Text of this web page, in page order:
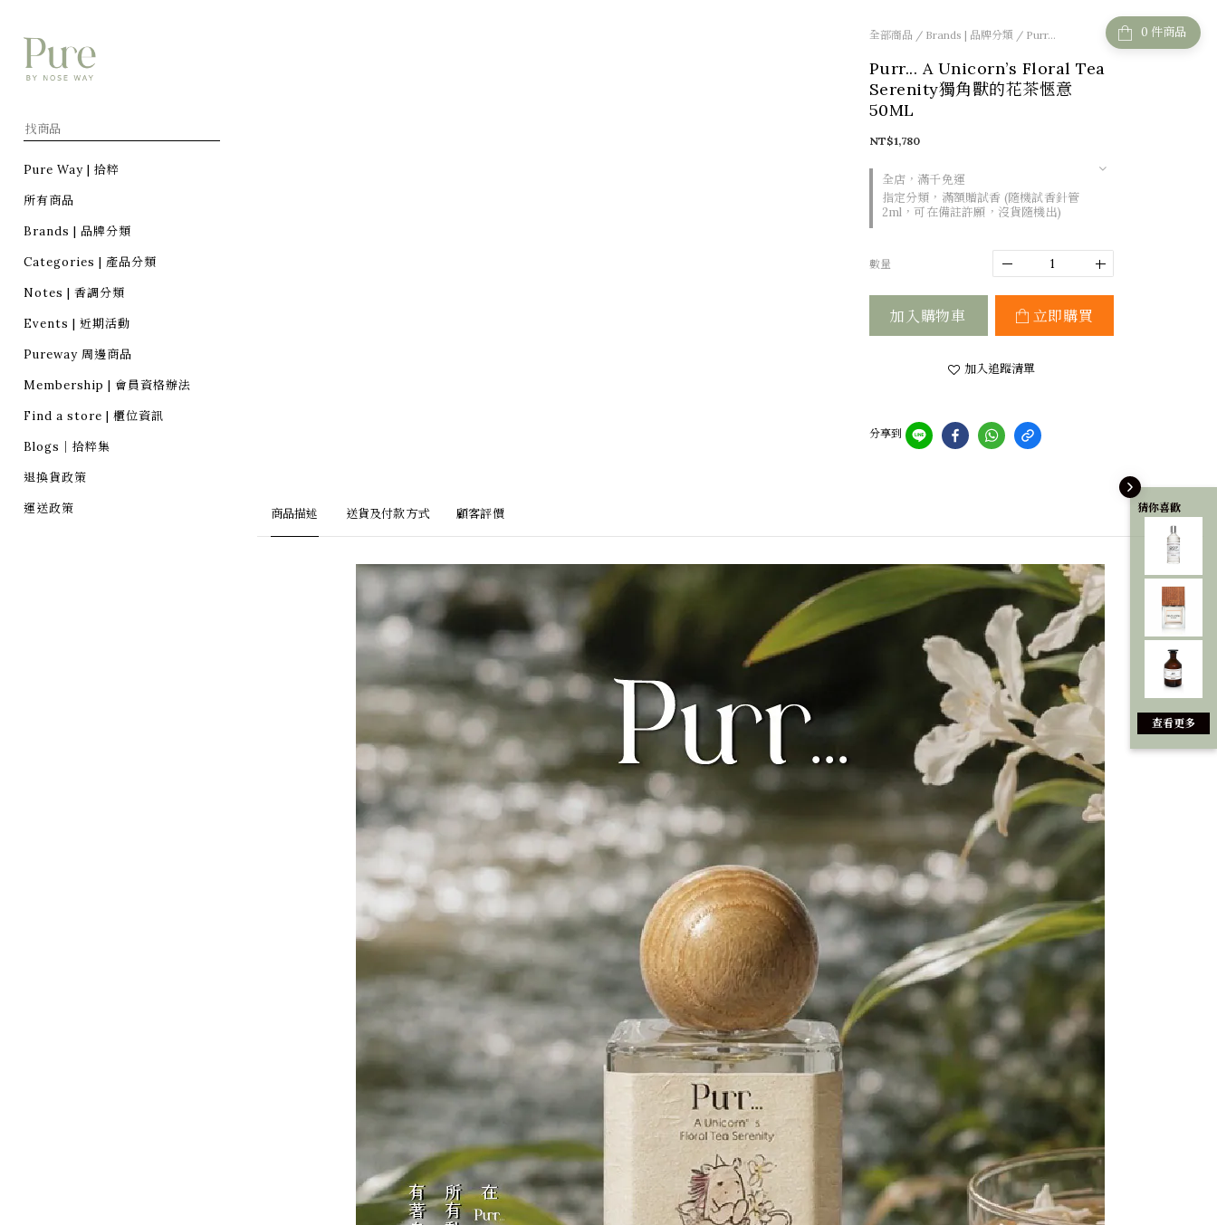
猜你喜歡
查看更多
Pure Way | 拾粹
所有商品
Brands | 品牌分類
Categories | 產品分類
Notes | 香調分類
Events | 近期活動
Pureway 周邊商品
Membership | 會員資格辦法
Find a store | 櫃位資訊
Blogs｜拾粹集
退換貨政策
運送政策
件商品
全部商品 / Brands | 品牌分類 / Purr...
Purr... A Unicorn’s Floral Tea
Serenity獨角獸的花茶愜意
50ML
全店，滿千免運
指定分類，滿額贈試香 (隨機試香針管
2ml，可在備註許願，沒貨隨機出)
NT$1,780
數量
加入購物車 立即購買
加入追蹤清單
分享到
商品描述 送貨及付款方式 顧客評價